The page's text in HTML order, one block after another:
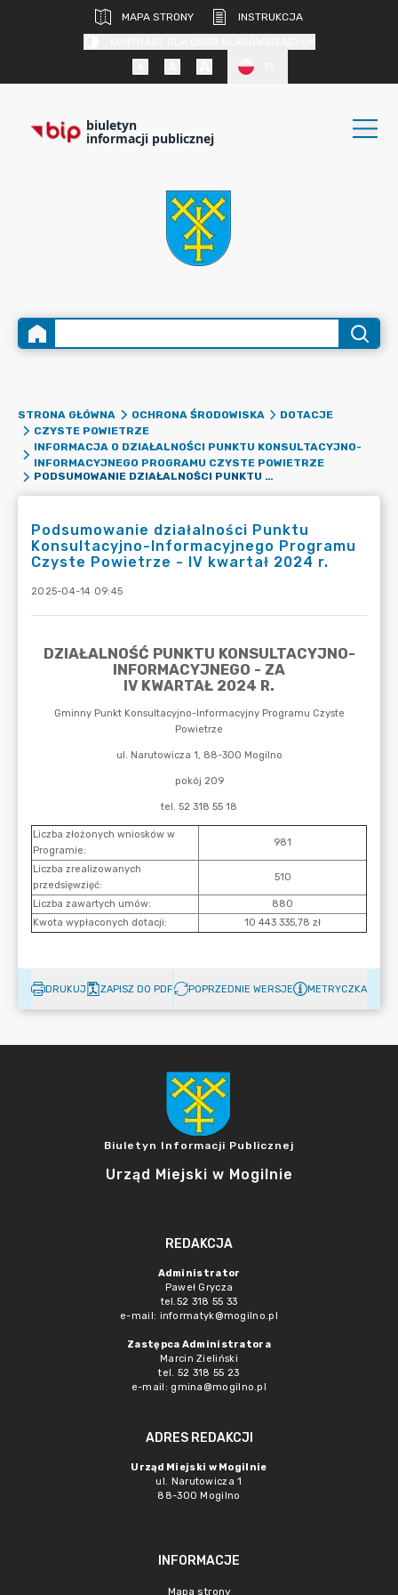
MAPA STRONY
INSTRUKCJA
biuletyn
informacji publicznej
STRONA GŁÓWNA OCHRONA ŚRODOWISKA
DOTACJE
CZYSTE POWIETRZE
INFORMACJA O DZIAŁALNOŚCI PUNKTU KONSULTACYJNO-
INFORMACYJNEGO PROGRAMU CZYSTE POWIETRZE
PODSUMOWANIE DZIAŁALNOŚCI PUNKTU KONSULTACYJNO-INFORMACYJNEGO PROGRAMU CZYSTE POWIETRZE - IV KWARTAŁ 2024 R.
Podsumowanie działalności Punktu
Konsultacyjno-Informacyjnego Programu
Czyste Powietrze - IV kwartał 2024 r.
2025-04-14 09:45
DRUKUJ ZAPISZ DO PDF POPRZEDNIE WERSJE METRYCZKA
Biuletyn Informacji Publicznej
Urząd Miejski w Mogilnie
REDAKCJA
Administrator
Paweł Grycza
tel.52 318 55 33
e-mail: informatyk@mogilno.pl
Zastępca Administratora
Marcin Zieliński
tel. 52 318 55 23
e-mail: gmina@mogilno.pl
ADRES REDAKCJI
Urząd Miejski w Mogilnie
ul. Narutowicza 1
88-300 Mogilno
INFORMACJE
Mapa strony